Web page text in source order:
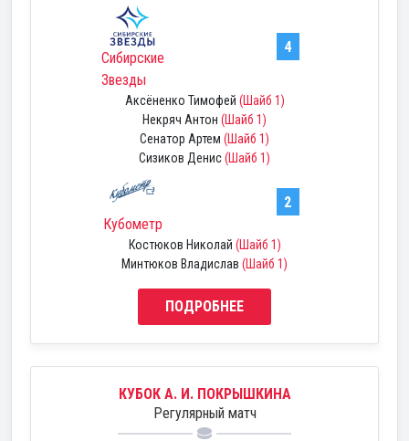
Сибирские
Звезды
4
Аксёненко Тимофей (Шайб 1)
Некряч Антон (Шайб 1)
Сенатор Артем (Шайб 1)
Сизиков Денис(Шайб 1)
2
Кубометр
Костюков Николай (Шайб 1)
Минтюков Владислав (Шайб 1)
ПОДРОБНЕЕ
КУБОК А. И. ПОКРЫШКИНА
Регулярный матч